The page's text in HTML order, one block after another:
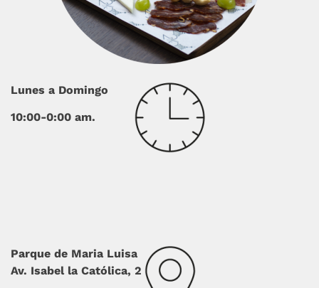
Lunes a Domingo
10:00-0:00 am.
Parque de Maria Luisa
Av. Isabel la Católica, 2